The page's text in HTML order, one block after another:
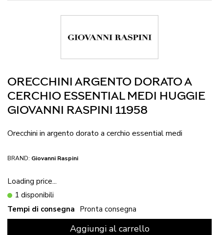
ORECCHINI ARGENTO DORATO A
CERCHIO ESSENTIAL MEDI HUGGIE
GIOVANNI RASPINI 11958
Orecchini in argento dorato a cerchio essential medi
BRAND: Giovanni Raspini
Loading price...
1 disponibili
Tempi di consegna Pronta consegna
Aggiungi al carrello